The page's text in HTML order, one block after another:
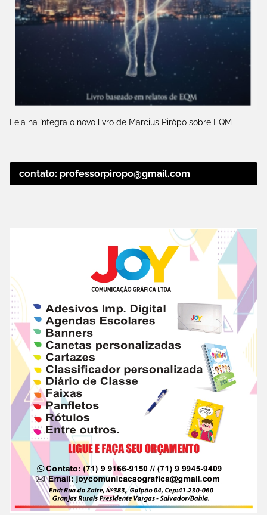
Leia na íntegra o novo livro de Marcius Pirôpo sobre EQM
contato: professorpiropo@gmail.com